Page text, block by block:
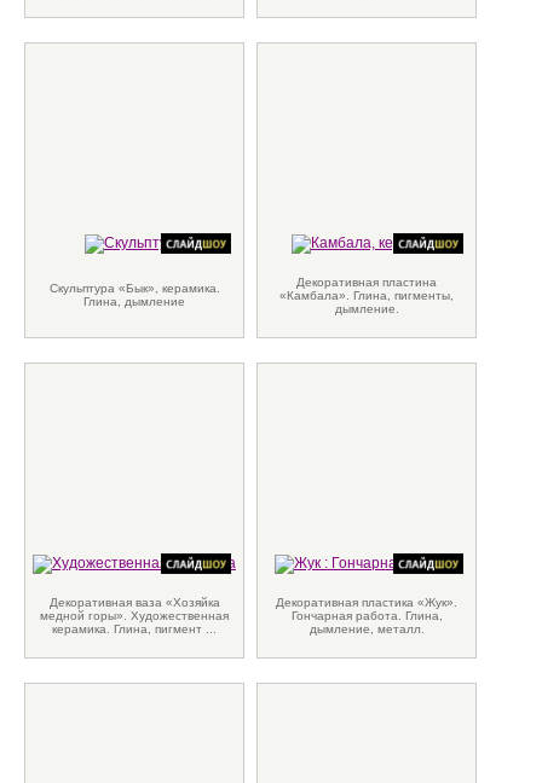
Скульптура «Бык», керамика.
Глина, дымление
Декоративная пластина
«Камбала». Глина, пигменты,
дымление.
Декоративная ваза «Хозяйка
медной горы». Художественная
керамика. Глина, пигмент ...
Декоративная пластика «Жук».
Гончарная работа. Глина,
дымление, металл.